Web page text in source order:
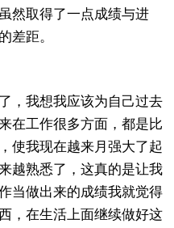
然取得了一点成绩与进
差距。
我想我应该为自己过去
在工作很多方面，都是比
使我现在越来月强大了起
越熟悉了，这真的是让我
当做出来的成绩我就觉得
，在生活上面继续做好这